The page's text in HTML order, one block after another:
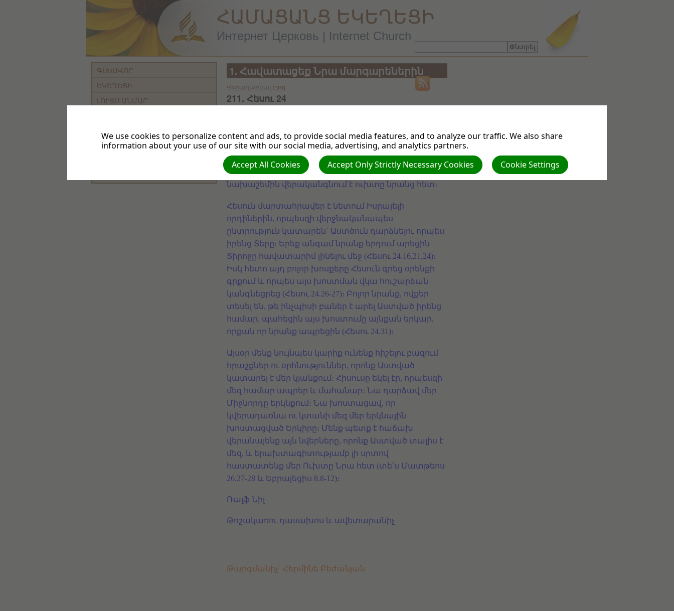
ՀԱՄԱՑԱՆՑ ԵԿԵՂԵՑԻ
Интернет Церковь | Internet Church
ԳԼԽԱՎՈՐ
ԵԿԵՂԵՑԻ
ԼՈՒՅՍ ԱՆՄԱՐ
ԿԱՊ
1. Հավատացեք Նրա մարգարեներին
Վերադառնալ բլոգ
211. Հեսու 24
Աստված Սինա սարում ուխտ կապեց Իսրայելի հետ
(տե՛ս Ելից 19.3-6 և 20.1-7), և մինչ մահանալը Մովսեսը
վերահաստատեց այն նրանց հետ (Բ Օրինաց 29 և
30)։ Այս գլխում Հեսուն նույնպես իր մահվան
նախաշեմին վերականգնում է ուխտը նրանց հետ։
Հեսուն մարտահրավեր է նետում Իսրայելի
որդիներին, որպեսզի վերջնականապես
ընտրություն կատարեն` Աստծուն դարձնելու որպես
իրենց Տերը։ Երեք անգամ նրանք երդում արեցին
Տիրոջը հավատարիմ լինելու մեջ (Հեսու 24.16,21,24)։
Իսկ հետո այդ բոլոր խոսքերը Հեսուն գրեց օրենքի
գրքում և որպես այս խոստման վկա հուշարձան
կանգնեցրեց (Հեսու 24.26-27)։ Բոլոր նրանք, ովքեր
տեսել են, թե ինչպիսի բաներ է արել Աստված իրենց
համար, պահեցին այս խոստումը այնքան երկար,
որքան որ նրանք ապրեցին (Հեսու 24.31)։
Այսօր մենք նույնպես կարիք ունենք հիշելու բազում
հրաշքներ ու օրհնություններ, որոնք Աստված
կատարել է մեր կյանքում։ Հիսուսը եկել էր, որպեսզի
մեզ համար ապրեր և մահանար։ Նա դարձավ մեր
Միջնորդը երկնքում։ Նա խոստացավ, որ
կվերադառնա ու կտանի մեզ մեր երկնային
խոստացված Երկիրը։ Մենք պետք է հաճախ
վերանայենք այն նվերները, որոնք Աստված տալիս է
մեզ, և երախտագիտությամբ լի սրտով
հաստատենք մեր Ուխտը Նրա հետ (տե՛ս Մատթեոս
26.27-28 և Եբրայեցիս 8.8-12)։
Ռալֆ Նիլ
Թոշակառու դասախոս և ավետարանիչ
Թարգմանիչ` Հերմինե Բեժանյան
We use cookies to personalize content and ads, to provide social media features, and to analyze our traffic. We also share
information about your use of our site with our social media, advertising, and analytics partners.
Cookie Settings
Accept Only Strictly Necessary Cookies
Accept All Cookies